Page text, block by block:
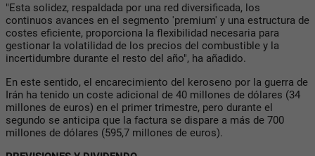
"Esta solidez, respaldada por una red diversificada, los
continuos avances en el segmento 'premium' y una estructura de
costes eficiente, proporciona la flexibilidad necesaria para
gestionar la volatilidad de los precios del combustible y la
incertidumbre durante el resto del año", ha añadido.
En este sentido, el encarecimiento del keroseno por la guerra de
Irán ha tenido un coste adicional de 40 millones de dólares (34
millones de euros) en el primer trimestre, pero durante el
segundo se anticipa que la factura se dispare a más de 700
millones de dólares (595,7 millones de euros).